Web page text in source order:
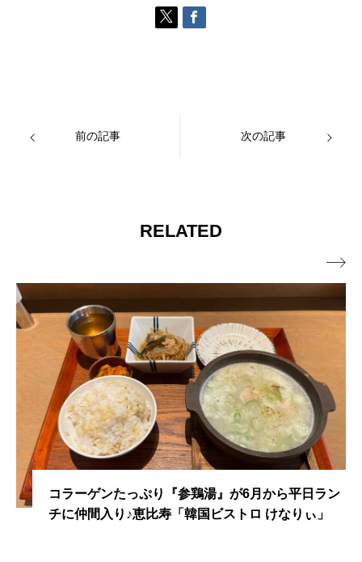
前の記事 次の記事
RELATED
コラーゲンたっぷり『参鶏湯』が6月から平日ラン
チに仲間入り♪恵比寿「韓国ビストロ けなりぃ」
